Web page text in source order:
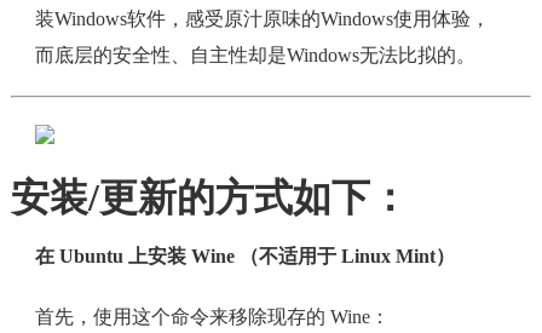
装Windows软件，感受原汁原味的Windows使用体验，
而底层的安全性、自主性却是Windows无法比拟的。
安装/更新的方式如下：
在 Ubuntu 上安装 Wine （不适用于 Linux Mint）
首先，使用这个命令来移除现存的 Wine：